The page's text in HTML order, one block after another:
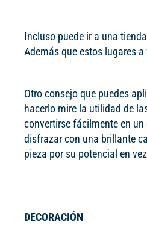
Incluso puede ir a una
Además que estos lugares
Otro consejo que puedes
hacerlo mire la utilidad de
convertirse fácilmente en
disfrazar con una brillante
pieza por su potencial en
DECORACIÓN